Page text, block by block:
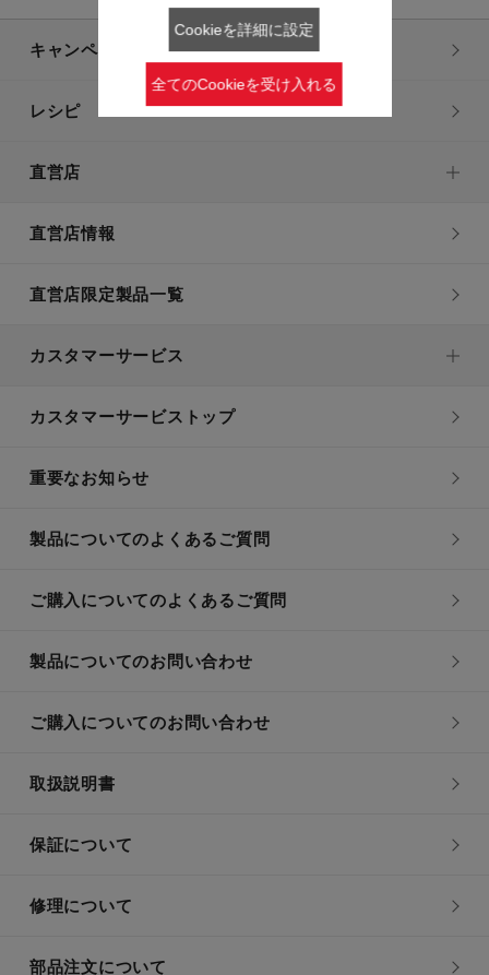
キャンペーン・特集
レシピ
直営店
直営店情報
直営店限定製品一覧
カスタマーサービス
カスタマーサービストップ
重要なお知らせ
製品についてのよくあるご質問
ご購入についてのよくあるご質問
製品についてのお問い合わせ
ご購入についてのお問い合わせ
取扱説明書
保証について
修理について
部品注文について
Cookieを詳細に設定
全てのCookieを受け入れる